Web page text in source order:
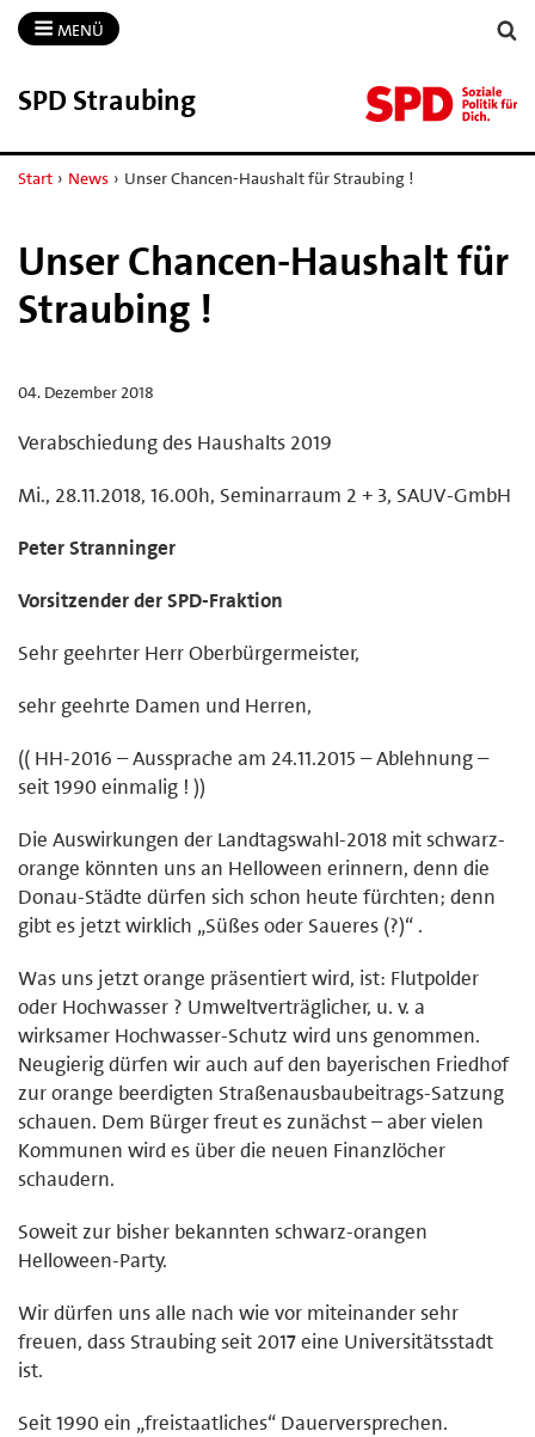
MENÜ
SPD Straubing
Start › News › Unser Chancen-Haushalt für Straubing !
Unser Chancen-Haushalt für
Straubing !
04. Dezember 2018
Verabschiedung des Haushalts 2019
Mi., 28.11.2018, 16.00h, Seminarraum 2 + 3, SAUV-GmbH
Peter Stranninger
Vorsitzender der SPD-Fraktion
Sehr geehrter Herr Oberbürgermeister,
sehr geehrte Damen und Herren,
(( HH-2016 – Aussprache am 24.11.2015 – Ablehnung –
seit 1990 einmalig ! ))
Die Auswirkungen der Landtagswahl-2018 mit schwarz-
orange könnten uns an Helloween erinnern, denn die
Donau-Städte dürfen sich schon heute fürchten; denn
gibt es jetzt wirklich „Süßes oder Saueres (?)“ .
Was uns jetzt orange präsentiert wird, ist: Flutpolder
oder Hochwasser ? Umweltverträglicher, u. v. a
wirksamer Hochwasser-Schutz wird uns genommen.
Neugierig dürfen wir auch auf den bayerischen Friedhof
zur orange beerdigten Straßenausbaubeitrags-Satzung
schauen. Dem Bürger freut es zunächst – aber vielen
Kommunen wird es über die neuen Finanzlöcher
schaudern.
Soweit zur bisher bekannten schwarz-orangen
Helloween-Party.
Wir dürfen uns alle nach wie vor miteinander sehr
freuen, dass Straubing seit 2017 eine Universitätsstadt
ist.
Seit 1990 ein „freistaatliches“ Dauerversprechen.